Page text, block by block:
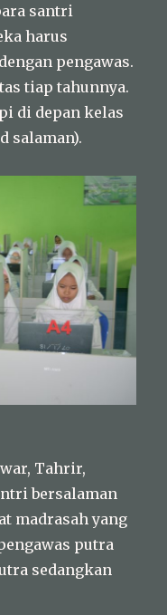
santri
harus
pengawas.
tiap tahunnya.
di depan kelas
salaman).
Tahrir,
bersalaman
madrasah yang
putra
sedangkan